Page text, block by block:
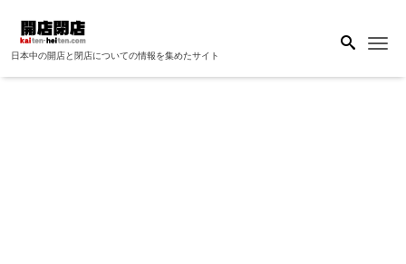
日本中の開店と閉店についての情報を集めたサイト